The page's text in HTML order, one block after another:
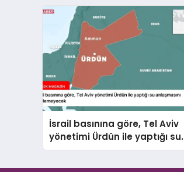
İsrail basınına göre, Tel Aviv
yönetimi Ürdün ile yaptığı su
anlaşmasını yenilemeyecek